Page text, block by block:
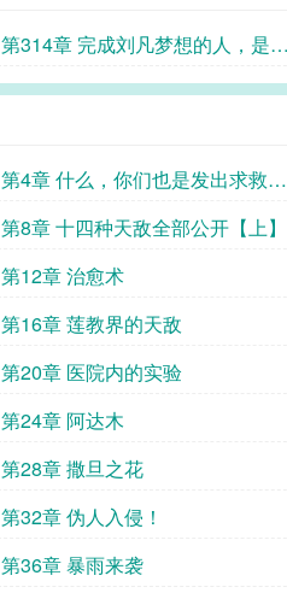
第314章 完成刘凡梦想的人，是
我！
第4章 什么，你们也是发出求救的
人类？
第8章 十四种天敌全部公开【上】
第12章 治愈术
第16章 莲教界的天敌
第20章 医院内的实验
第24章 阿达木
第28章 撒旦之花
第32章 伪人入侵！
第36章 暴雨来袭